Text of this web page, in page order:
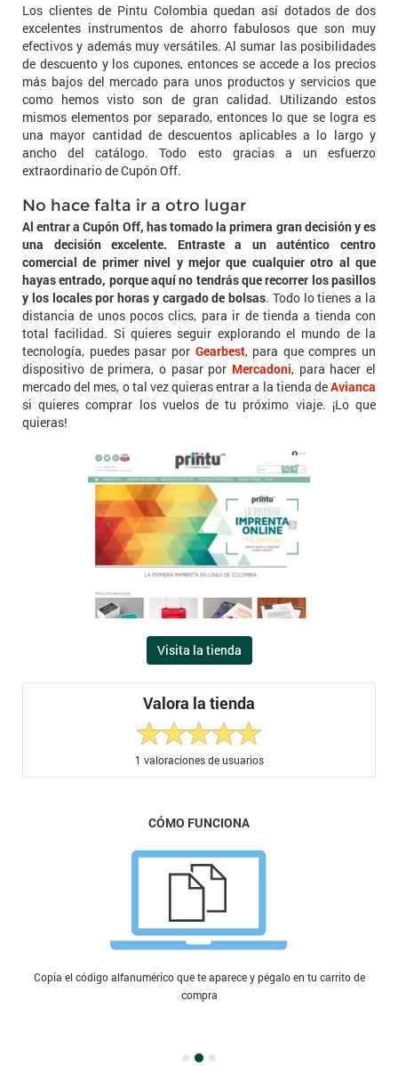
Los clientes de Pintu Colombia quedan así dotados de dos
excelentes instrumentos de ahorro fabulosos que son muy
efectivos y además muy versátiles. Al sumar las posibilidades
de descuento y los cupones, entonces se accede a los precios
más bajos del mercado para unos productos y servicios que
como hemos visto son de gran calidad. Utilizando estos
mismos elementos por separado, entonces lo que se logra es
una mayor cantidad de descuentos aplicables a lo largo y
ancho del catálogo. Todo esto gracias a un esfuerzo
extraordinario de Cupón Off.
No hace falta ir a otro lugar
Al entrar a Cupón Off, has tomado la primera gran decisión y es
una decisión excelente. Entraste a un auténtico centro
comercial de primer nivel y mejor que cualquier otro al que
hayas entrado, porque aquí no tendrás que recorrer los pasillos
y los locales por horas y cargado de bolsas. Todo lo tienes a la
distancia de unos pocos clics, para ir de tienda a tienda con
total facilidad. Si quieres seguir explorando el mundo de la
tecnología, puedes pasar por Gearbest, para que compres un
dispositivo de primera, o pasar por Mercadoni, para hacer el
mercado del mes, o tal vez quieras entrar a la tienda deAvianca
si quieres comprar los vuelos de tu próximo viaje. ¡Lo que
quieras!
Visita la tienda
Valora la tienda
1 valoraciones de usuarios
CÓMO FUNCIONA
Copia el código alfanumérico que te aparece y pégalo en tu carrito de
compra